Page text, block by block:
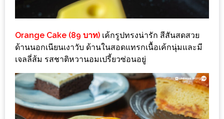
เชียงใหม่
ส่วนลด
พิเศษ
ร้าน
อาหาร
ใน
เชียงใหม่
Orange Cake (89 บาท) เค้กรูปทรงน่ารัก สีสันสดสวย
ด้านนอกเนียนเงาวับ ด้านในสอดแทรกเนื้อเค้กนุ่มและมี
เจลลี่ส้ม รสชาติหวานอมเปรี้ยวซ่อนอยู่